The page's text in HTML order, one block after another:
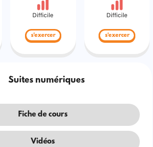
Difficile
s'exercer
Difficile
s'exercer
Suites numériques
Fiche de cours
Vidéos